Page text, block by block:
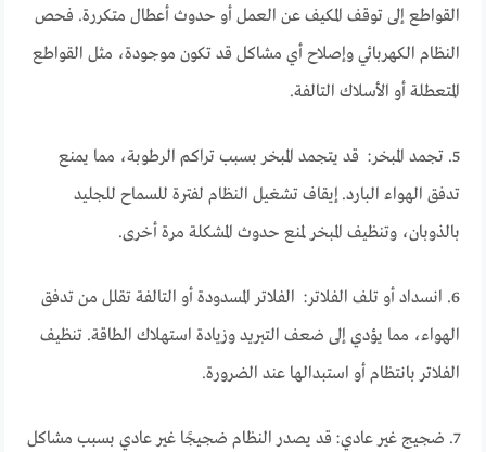
القواطع إلى توقف المكيف عن العمل أو حدوث أعطال متكررة. فحص
النظام الكهربائي وإصلاح أي مشاكل قد تكون موجودة، مثل القواطع
المتعطلة أو الأسلاك التالفة.
5. تجمد المبخر: قد يتجمد المبخر بسبب تراكم الرطوبة، مما يمنع
تدفق الهواء البارد. إيقاف تشغيل النظام لفترة للسماح للجليد
بالذوبان، وتنظيف المبخر لمنع حدوث المشكلة مرة أخرى.
6. انسداد أو تلف الفلاتر: الفلاتر المسدودة أو التالفة تقلل من تدفق
الهواء، مما يؤدي إلى ضعف التبريد وزيادة استهلاك الطاقة. تنظيف
الفلاتر بانتظام أو استبدالها عند الضرورة.
7. ضجيج غير عادي: قد يصدر النظام ضجيجًا غير عادي بسبب مشاكل